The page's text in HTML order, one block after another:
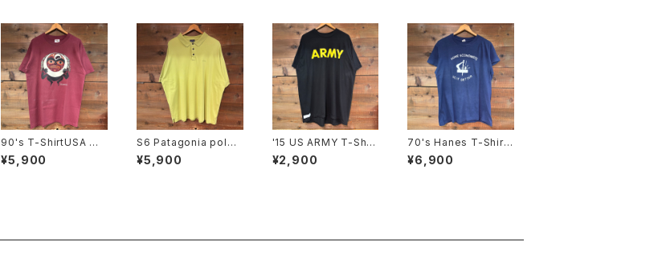
90's T-ShirtUSA MA
DE SIZE:L
¥5,900
S6 Patagonia polo
shirt SIZE:XL
¥5,900
'15 US ARMY T-Shirt
SIZE:L
¥2,900
70's Hanes T-Shirt
SIZE:L
¥6,900